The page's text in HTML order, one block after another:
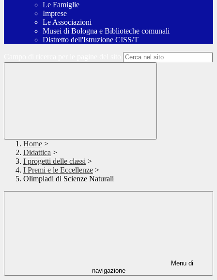
Le Famiglie
Imprese
Le Associazioni
Musei di Bologna e Biblioteche comunali
Distretto dell'Istruzione CISS/T
Home >
Didattica >
I progetti delle classi >
I Premi e le Eccellenze >
Olimpiadi di Scienze Naturali
Menu di
navigazione